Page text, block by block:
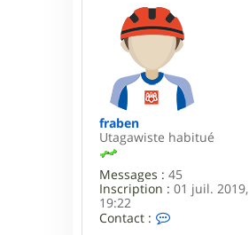
fraben
Utagawiste habitué
Messages : 45
Inscription : 01 juil. 2019,
19:22
Contact :